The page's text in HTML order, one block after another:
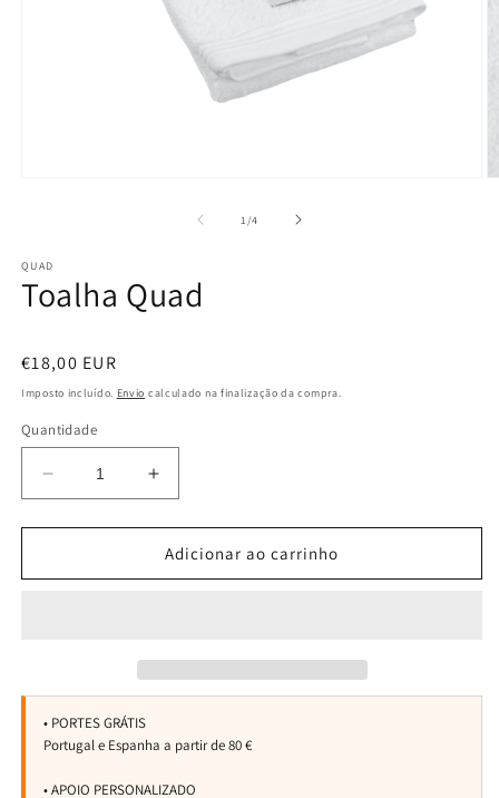
modal
1 /de
4
QUAD
Toalha Quad
Preço
normal
€18,00 EUR
Imposto incluído. Envio calculado na finalização da compra.
Quantidade
Diminuir
a
quantidade
Toalha
Aumentar
a
quantidade
de
Toalha
Adicionar ao carrinho